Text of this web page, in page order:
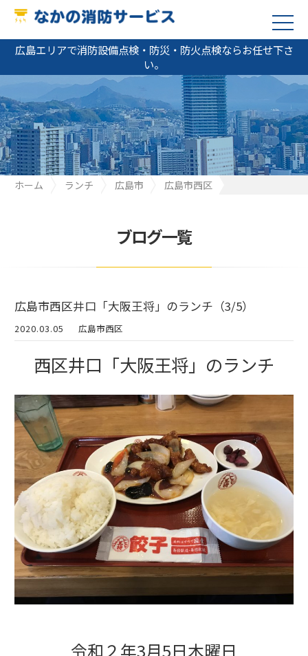
広島エリアで消防設備点検・防災・防火点検ならお任せ下さ
い。
ホーム ランチ 広島市
広島市西区
ブログ一覧
広島市西区井口「大阪王将」のランチ（3/5）
2020.03.05 広島市西区
西区井口「大阪王将」のランチ
令和２年3月5日木曜日